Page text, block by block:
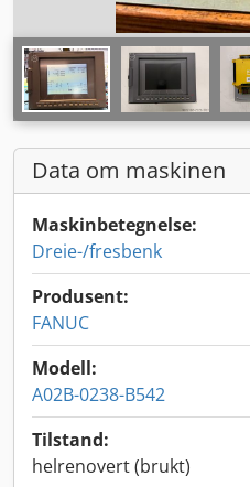
Data om maskinen
Maskinbetegnelse:
Dreie-/fresbenk
Produsent:
FANUC
Modell:
A02B-0238-B542
Tilstand:
helrenovert (brukt)